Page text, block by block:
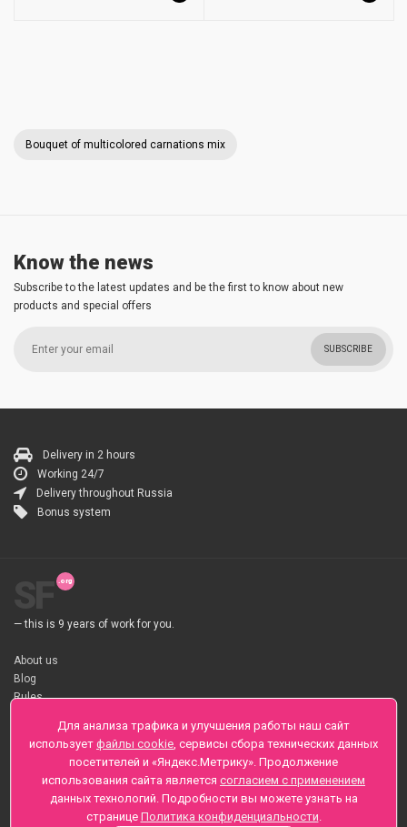
Bouquet of multicolored carnations mix
Know the news
Subscribe to the latest updates and be the first to know about new
products and special offers
SUBSCRIBE
Delivery in 2 hours
Working 24/7
Delivery throughout Russia
Bonus system
— this is 9 years of work for you.
About us
Blog
Rules
About flower Delivery
Payment
Telegramm
Sankt-Peterburg, Zaozernaya 6
+7 (812) 425-01-16
Questions? Call 24 hours
Для анализа трафика и улучшения работы наш сайт
использует файлы cookie, сервисы сбора технических данных
посетителей и «Яндекс.Метрику». Продолжение
использования сайта является согласием с применением
данных технологий. Подробности вы можете узнать на
странице Политика конфиденциальности.